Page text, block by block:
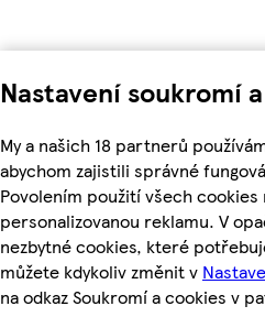
Nastavení soukromí
My a našich 18 partnerů
abychom zajistili správné
Povolením použití všech
personalizovanou reklamu. V
nezbytné cookies, které
můžete kdykoliv změnit v
na odkaz Soukromí a cookies v